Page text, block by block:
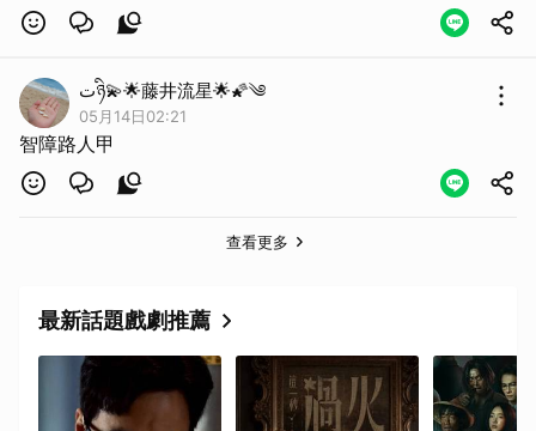
تཉི💫🌟藤井流星🌟🌠༄
05月14日02:21
智障路人甲
查看更多
最新話題戲劇推薦